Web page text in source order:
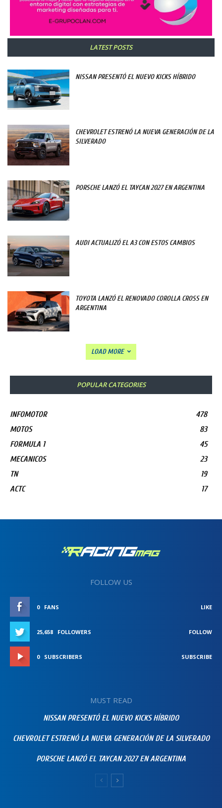
LATEST POSTS
NISSAN PRESENTÓ EL NUEVO KICKS HÍBRIDO
CHEVROLET ESTRENÓ LA NUEVA GENERACIÓN DE LA
SILVERADO
PORSCHE LANZÓ EL TAYCAN 2027 EN ARGENTINA
AUDI ACTUALIZÓ EL A3 CON ESTOS CAMBIOS
TOYOTA LANZÓ EL RENOVADO COROLLA CROSS EN
ARGENTINA
LOAD MORE
POPULAR CATEGORIES
INFOMOTOR
478
MOTOS
83
FORMULA 1
45
MECANICOS
23
TN
19
ACTC
17
FOLLOW US
0 FANS LIKE
25,658 FOLLOWERS FOLLOW
0 SUBSCRIBERS SUBSCRIBE
MUST READ
NISSAN PRESENTÓ EL NUEVO KICKS HÍBRIDO
CHEVROLET ESTRENÓ LA NUEVA GENERACIÓN DE LA SILVERADO
PORSCHE LANZÓ EL TAYCAN 2027 EN ARGENTINA